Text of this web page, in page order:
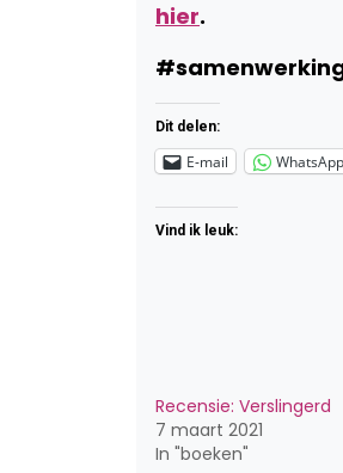
hier.
Dit delen:
E-mail WhatsApp
Vind ik leuk:
Recensie: Verslingerd
7 maart 2021
In "boeken"